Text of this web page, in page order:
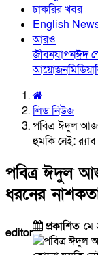
চাকরির খবর
English
আরও
জীবনযাপনঈদ
আয়োজনমিডিয়া
লিড নিউজ
পবিত্র ঈদুল
হুমকি নেই:
পবিত্র ঈদুল
ধরনের
editor প্রকাশিত মে